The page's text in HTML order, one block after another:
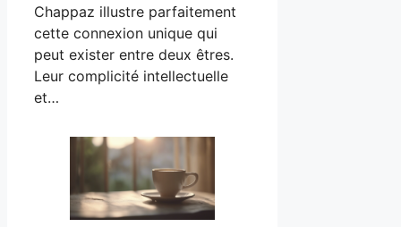
Chappaz illustre parfaitement
cette connexion unique qui
peut exister entre deux êtres.
Leur complicité intellectuelle
et…